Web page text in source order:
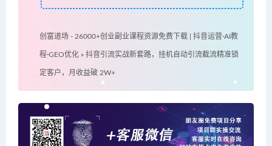
创富道场 - 26000+创业副业课程资源免费下载 | 抖音运营·AI教
程·GEO优化 » 抖音引流实战新套路，挂机自动引流截流精准锁
定客户，月收益破 2W+